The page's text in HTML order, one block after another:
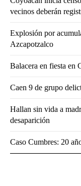
vecinos deberán
Explosión por
Azcapotzalco
Balacera en fiesta en
Caen 9 de grupo
Hallan sin vida a
desaparición
Caso Cumbres: 20